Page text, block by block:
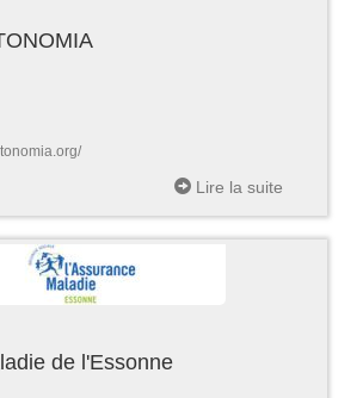
Lire la suite
de l'Essonne